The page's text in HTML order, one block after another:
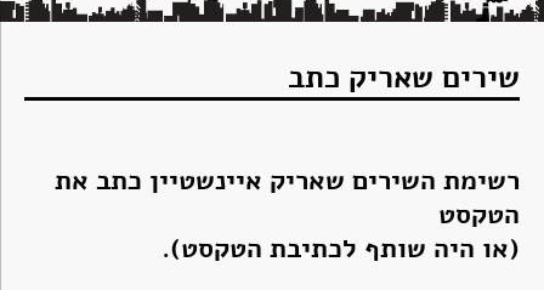
שירים שאריק כתב
רשימת השירים שאריק איינשטיין כתב את
הטקסט
(או היה שותף לכתיבת הטקסט).